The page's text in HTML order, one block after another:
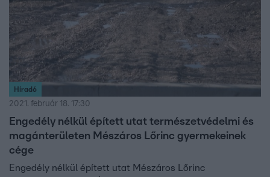
Híradó
2021. február 18. 17:30
Engedély nélkül épített utat természetvédelmi és
magánterületen Mészáros Lőrinc gyermekeinek
cége
Engedély nélkül épített utat Mészáros Lőrinc